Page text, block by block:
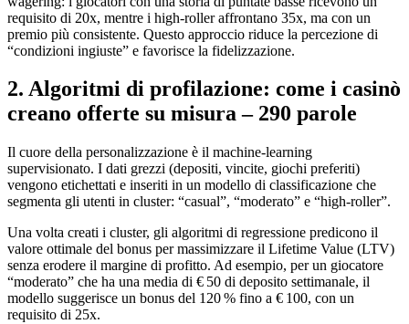
requisito di 20x, mentre i high‑roller affrontano 35x, ma con un
premio più consistente. Questo approccio riduce la percezione di
“condizioni ingiuste” e favorisce la fidelizzazione.
2. Algoritmi di profilazione: come i casinò
creano offerte su misura – 290 parole
Il cuore della personalizzazione è il machine‑learning
supervisionato. I dati grezzi (depositi, vincite, giochi preferiti)
vengono etichettati e inseriti in un modello di classificazione che
segmenta gli utenti in cluster: “casual”, “moderato” e “high‑roller”.
Una volta creati i cluster, gli algoritmi di regressione predicono il
valore ottimale del bonus per massimizzare il Lifetime Value (LTV)
senza erodere il margine di profitto. Ad esempio, per un giocatore
“moderato” che ha una media di € 50 di deposito settimanale, il
modello suggerisce un bonus del 120 % fino a € 100, con un
requisito di 25x.